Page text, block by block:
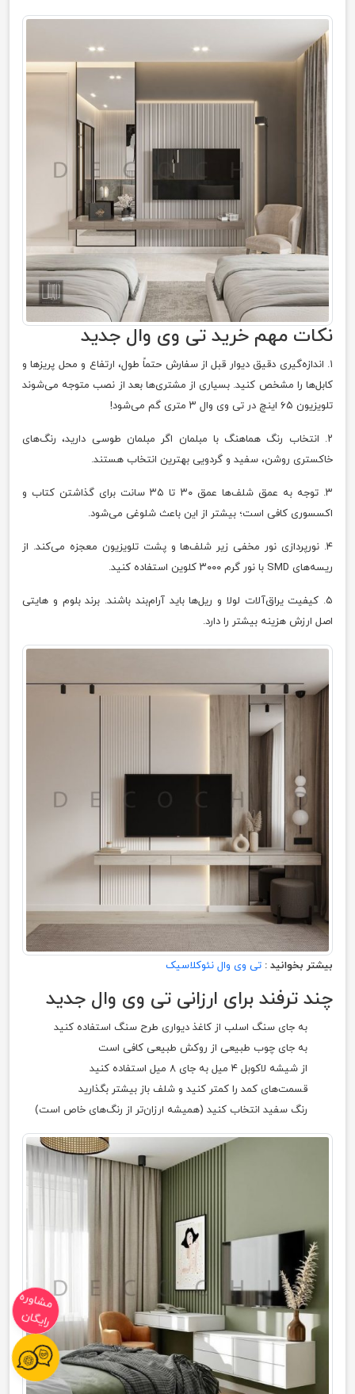
نکات مهم خرید تی وی وال جدید
۱. اندازه‌گیری دقیق دیوار قبل از سفارش حتماً طول، ارتفاع و محل پریزها و
کابل‌ها را مشخص کنید. بسیاری از مشتری‌ها بعد از نصب متوجه می‌شوند
تلویزیون ۶۵ اینچ در تی وی وال ۳ متری گم می‌شود!
۲. انتخاب رنگ هماهنگ با مبلمان اگر مبلمان طوسی دارید، رنگ‌های
خاکستری روشن، سفید و گردویی بهترین انتخاب هستند.
۳. توجه به عمق شلف‌ها عمق ۳۰ تا ۳۵ سانت برای گذاشتن کتاب و
اکسسوری کافی است؛ بیشتر از این باعث شلوغی می‌شود.
۴. نورپردازی نور مخفی زیر شلف‌ها و پشت تلویزیون معجزه می‌کند. از
ریسه‌های SMD با نور گرم ۳۰۰۰ کلوین استفاده کنید.
۵. کیفیت یراق‌آلات لولا و ریل‌ها باید آرام‌بند باشند. برند بلوم و هایتی
اصل ارزش هزینه بیشتر را دارد.
بیشتر بخوانید : تی وی وال نئوکلاسیک
چند ترفند برای ارزانی تی وی وال جدید
به جای سنگ اسلب از کاغذ دیواری طرح سنگ استفاده کنید
به جای چوب طبیعی از روکش طبیعی کافی است
از شیشه لاکوبل ۴ میل به جای ۸ میل استفاده کنید
قسمت‌های کمد را کمتر کنید و شلف باز بیشتر بگذارید
رنگ سفید انتخاب کنید (همیشه ارزان‌تر از رنگ‌های خاص است)
مشاوره
رایگان